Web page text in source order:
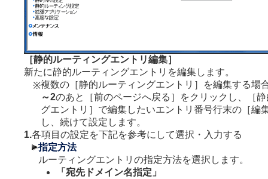
［静的ルーティングエントリ編集］
新たに静的ルーティングエントリを編集します。
※複数の［静的ルーティングエントリ］を編集する場
～2のあと［前のページへ戻る］をクリックし、［
グエントリ］で編集したいエントリ番号行末の［編
し、続けて設定します。
1.各項目の設定を下記を参考にして選択・入力する
指定方法
ルーティングエントリの指定方法を選択します。
「宛先ドメイン名指定」